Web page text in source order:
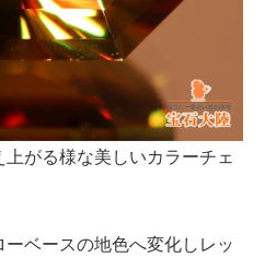
がる様な美しいカラーチェ
ベースの地色へ変化しレッ